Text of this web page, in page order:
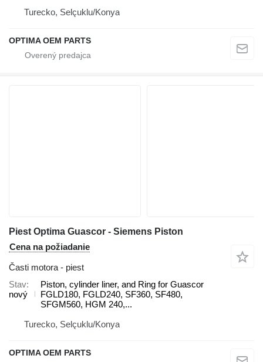
Turecko, Selçuklu/Konya
OPTIMA OEM PARTS
Piest Optima Guascor - Siemens Piston
Cena na požiadanie
Časti motora - piest
Stav
nový
Piston, cylinder liner, and Ring for Guascor
FGLD180, FGLD240, SF360, SF480,
SFGM560, HGM 240,...
Turecko, Selçuklu/Konya
OPTIMA OEM PARTS